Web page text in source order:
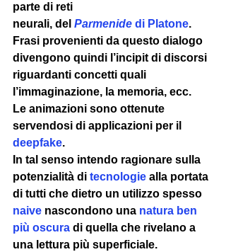
parte di reti
neurali, del Parmenide di Platone.
Frasi provenienti da questo dialogo
divengono quindi l’incipit di discorsi
riguardanti concetti quali
l’immaginazione, la memoria, ecc.
Le animazioni sono ottenute
servendosi di applicazioni per il
deepfake.
In tal senso intendo ragionare sulla
potenzialità di tecnologie alla portata
di tutti che dietro un utilizzo spesso
naive nascondono una natura ben
più oscura di quella che rivelano a
una lettura più superficiale.